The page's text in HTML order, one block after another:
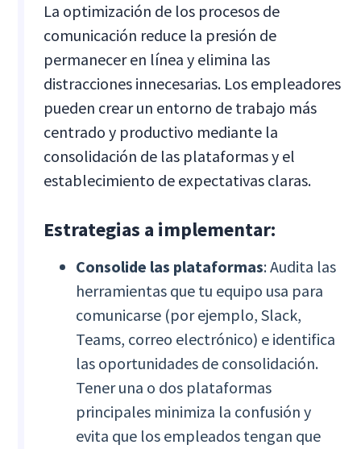
La optimización de los procesos de
comunicación reduce la presión de
permanecer en línea y elimina las
distracciones innecesarias. Los empleadores
pueden crear un entorno de trabajo más
centrado y productivo mediante la
consolidación de las plataformas y el
establecimiento de expectativas claras.
Estrategias a implementar:
Consolide las plataformas: Audita las
herramientas que tu equipo usa para
comunicarse (por ejemplo, Slack,
Teams, correo electrónico) e identifica
las oportunidades de consolidación.
Tener una o dos plataformas
principales minimiza la confusión y
evita que los empleados tengan que